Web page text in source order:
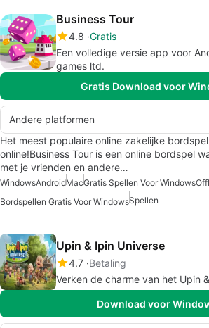
Business Tour
4.8 Gratis
Een volledige versie app voor
games ltd.
Gratis Download voor
Andere platformen
Het meest populaire online zakelijke
online!Business Tour is een online bordspel
met je vrienden en andere…
WindowsAndroidMacGratis Spellen Voor Windows
Bordspellen Gratis Voor WindowsSpellen
Upin & Ipin Universe
4.7 Betaling
Verken de charme van het Upin
Download voor